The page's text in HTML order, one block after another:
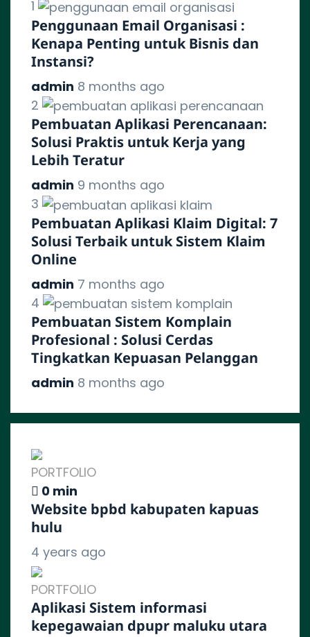
1
Penggunaan Email Organisasi :
Kenapa Penting untuk Bisnis dan
Instansi?
admin 8 months ago
2
Pembuatan Aplikasi Perencanaan:
Solusi Praktis untuk Kerja yang
Lebih Teratur
admin 9 months ago
3
Pembuatan Aplikasi Klaim Digital: 7
Solusi Terbaik untuk Sistem Klaim
Online
admin 7 months ago
4
Pembuatan Sistem Komplain
Profesional : Solusi Cerdas
Tingkatkan Kepuasan Pelanggan
admin 8 months ago
PORTFOLIO
0 min
Website bpbd kabupaten kapuas
hulu
4 years ago
PORTFOLIO
Aplikasi Sistem informasi
kepegawaian dpupr maluku utara